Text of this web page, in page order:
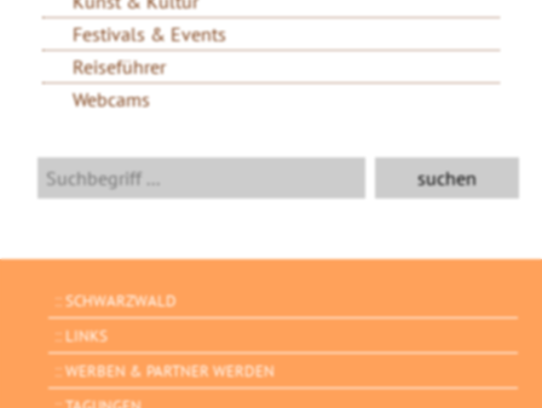
Festivals & Events
Reiseführer
Webcams
SCHWARZWALD
LINKS
WERBEN & PARTNER WERDEN